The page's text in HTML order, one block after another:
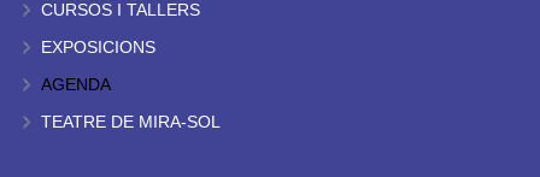
CURSOS I TALLERS
EXPOSICIONS
AGENDA
TEATRE DE MIRA-SOL